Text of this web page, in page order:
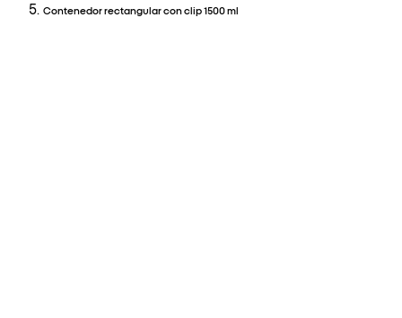
Contenedor rectangular con clip 1500 ml